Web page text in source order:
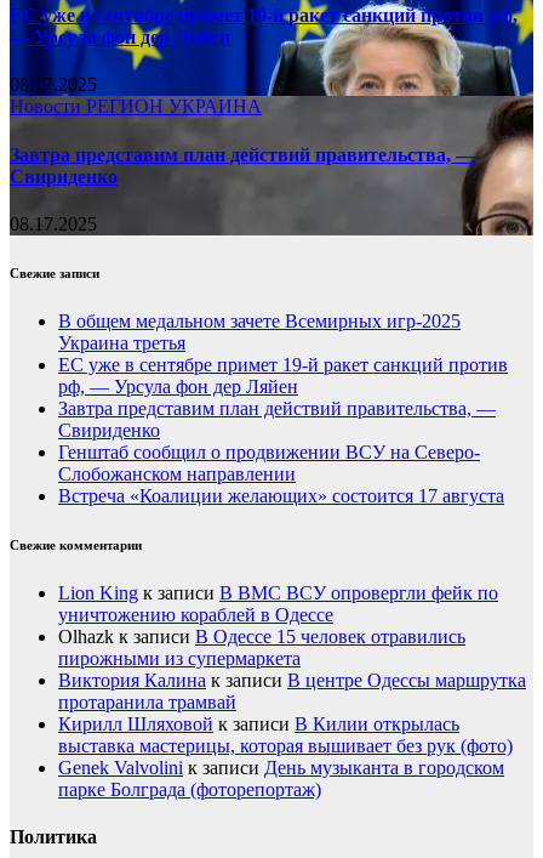
ЕС уже в сентябре примет 19-й ракет санкций против рф,
— Урсула фон дер Ляйен
08.17.2025
Новости РЕГИОН УКРАИНА
Завтра представим план действий правительства, —
Свириденко
08.17.2025
Свежие записи
В общем медальном зачете Всемирных игр-2025
Украина третья
ЕС уже в сентябре примет 19-й ракет санкций против
рф, — Урсула фон дер Ляйен
Завтра представим план действий правительства, —
Свириденко
Генштаб сообщил о продвижении ВСУ на Северо-
Слобожанском направлении
Встреча «Коалиции желающих» состоится 17 августа
Свежие комментарии
Lion King к записи В ВМС ВСУ опровергли фейк по
уничтожению кораблей в Одессе
Olhazk к записи В Одессе 15 человек отравились
пирожными из супермаркета
Виктория Калина к записи В центре Одессы маршрутка
протаранила трамвай
Кирилл Шляховой к записи В Килии открылась
выставка мастерицы, которая вышивает без рук (фото)
Genek Valvolini к записи День музыканта в городском
парке Болграда (фоторепортаж)
Политика